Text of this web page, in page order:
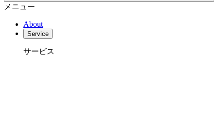
メニュー
About
Service
サービス